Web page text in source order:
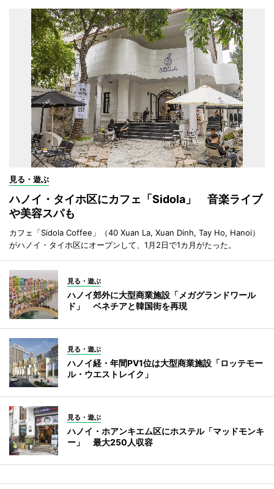
見る・遊ぶ
ハノイ・タイホ区にカフェ「Sidola」 音楽ライブ
や美容スパも
カフェ「Sidola Coffee」（40 Xuan La, Xuan Dinh, Tay Ho, Hanoi）
がハノイ・タイホ区にオープンして、1月2日で1カ月がたった。
見る・遊ぶ
ハノイ郊外に大型商業施設「メガグランドワール
ド」 ベネチアと韓国街を再現
見る・遊ぶ
ハノイ経・年間PV1位は大型商業施設「ロッテモー
ル・ウエストレイク」
見る・遊ぶ
ハノイ・ホアンキエム区にホステル「マッドモンキ
ー」 最大250人収容